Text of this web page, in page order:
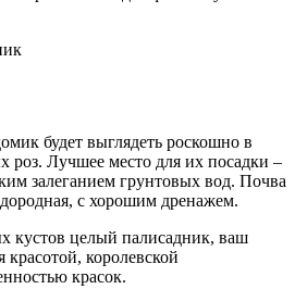
будет выглядеть роскошно в
роз. Лучшее место для их посадки –
залеганием грунтовых вод. Почва
с хорошим дренажем.
кустов целый палисадник, ваш
красотой, королевской
красок.